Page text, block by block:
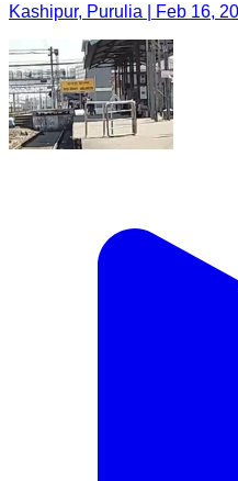
Kashipur, Purulia | Feb 16,